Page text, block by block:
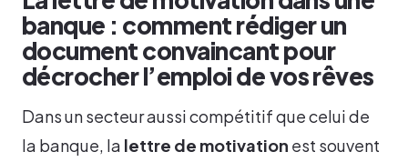
banque : comment rédiger un
document convaincant pour
décrocher l’emploi de vos rêves
Dans un secteur aussi compétitif que celui de
la banque, la lettre de motivation est souvent